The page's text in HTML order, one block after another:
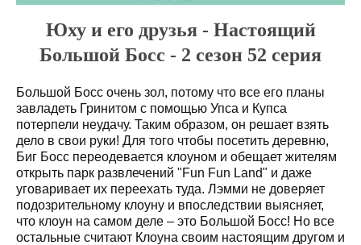
Юху и его друзья - Настоящий
Большой Босс - 2 сезон 52 серия
Большой Босс очень зол, потому что все его планы
завладеть Гринитом с помощью Упса и Купса
потерпели неудачу. Таким образом, он решает взять
дело в свои руки! Для того чтобы посетить деревню,
Биг Босс переодевается клоуном и обещает жителям
открыть парк развлечений "Fun Fun Land" и даже
уговаривает их переехать туда. Лэмми не доверяет
подозрительному клоуну и впоследствии выясняет,
что клоун на самом деле – это Большой Босс! Но все
остальные считают Клоуна своим настоящим другом и